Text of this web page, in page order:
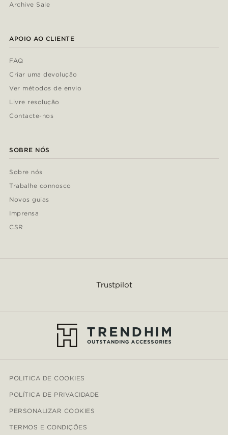
Archive Sale
APOIO AO CLIENTE
FAQ
Criar uma devolução
Ver métodos de envio
Livre resolução
Contacte-nos
SOBRE NÓS
Sobre nós
Trabalhe connosco
Novos guias
Imprensa
CSR
Trustpilot
POLITICA DE COOKIES
POLÍTICA DE PRIVACIDADE
PERSONALIZAR COOKIES
TERMOS E CONDIÇÕES